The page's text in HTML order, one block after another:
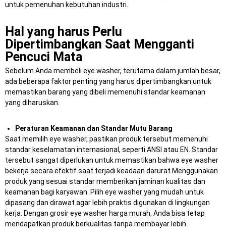
untuk pemenuhan kebutuhan industri.
Hal yang harus Perlu
Dipertimbangkan Saat Mengganti
Pencuci Mata
Sebelum Anda membeli eye washer, terutama dalam jumlah besar,
ada beberapa faktor penting yang harus dipertimbangkan untuk
memastikan barang yang dibeli memenuhi standar keamanan
yang diharuskan.
Peraturan Keamanan dan Standar Mutu Barang
Saat memilih eye washer, pastikan produk tersebut memenuhi
standar keselamatan internasional, seperti ANSI atau EN. Standar
tersebut sangat diperlukan untuk memastikan bahwa eye washer
bekerja secara efektif saat terjadi keadaan darurat.Menggunakan
produk yang sesuai standar memberikan jaminan kualitas dan
keamanan bagi karyawan. Pilih eye washer yang mudah untuk
dipasang dan dirawat agar lebih praktis digunakan di lingkungan
kerja. Dengan grosir eye washer harga murah, Anda bisa tetap
mendapatkan produk berkualitas tanpa membayar lebih.